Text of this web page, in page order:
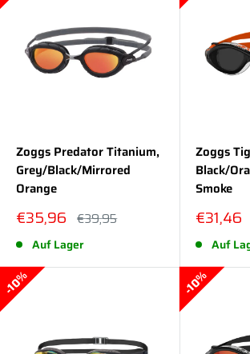
Zoggs Predator Titanium,
Grey/Black/Mirrored
Orange
Sonderpreis
€35,96 Normalpreis
€39,95
Auf Lager
Zoggs
Black/
Smoke
€31,46
Auf
10% 10%